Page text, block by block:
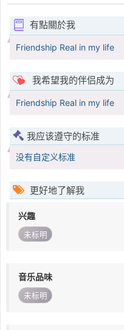
有點關於我
Friendship Real in my life
我希望我的伴侣成为
Friendship Real in my life
我应该遵守的标准
没有自定义标准
更好地了解我
兴趣
未标明
音乐品味
未标明